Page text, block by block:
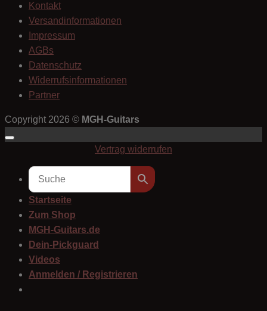
Kontakt
Versandinformationen
Impressum
AGBs
Datenschutz
Widerrufsinformationen
Partner
Copyright 2026 © MGH-Guitars
Vertrag widerrufen
Startseite
Zum Shop
MGH-Guitars.de
Dein-Pickguard
Videos
Anmelden / Registrieren